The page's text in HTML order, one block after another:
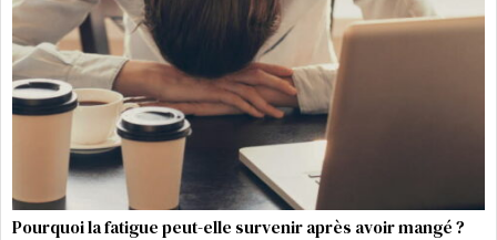
Pourquoi la fatigue peut-elle survenir après avoir mangé ?